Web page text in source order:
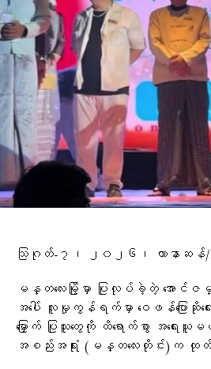
သြဂုတ်-၇၊ ၂၀၂၆၊ ဟာနာဆန်/
မန္တလေးမြို့မှာ ပြုလုပ်ခဲ့တဲ့ အောင်
အပေါ် လူမှုကွန်ရက်မှာ ဝေဖန်ပြောဆိုရေးသ
မြှောက် ပြုသူတွေကို ထိရောက်စွာ အရ
အစည်းအရုံး (မန္တလေးတိုင်း)က ထု